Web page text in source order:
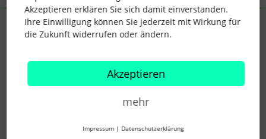
Elena ANTWORT Forum|Forum|5 years ago
zu deinem zweiten genannten Vorschlag gibt es bereits einen
Ideation-Post. Vielleicht möchtest du dein Upvote dort
Akzeptieren erklären Sie sich damit einverstanden.
Ihre Einwilligung können Sie jederzeit mit Wirkung für
die Zukunft widerrufen oder ändern.
Akzeptieren
mehr
Impressum | Datenschutzerklärung